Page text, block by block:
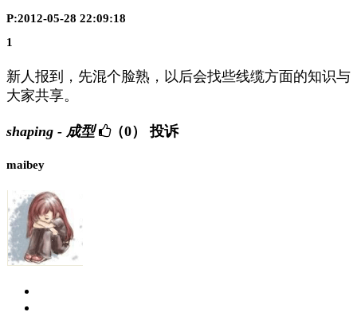
P:2012-05-28 22:09:18
1
新人报到，先混个脸熟，以后会找些线缆方面的知识与
大家共享。
shaping - 成型 （0） 投诉
maibey